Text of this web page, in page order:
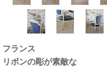
フランス
リボンの彫が素敵な